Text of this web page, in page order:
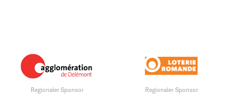
Regionaler Sponsor Regionaler Sponsor